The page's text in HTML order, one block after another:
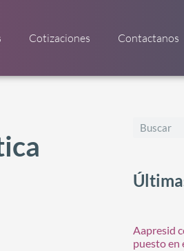
Cotizaciones Contactanos
Aapresid
puesto en